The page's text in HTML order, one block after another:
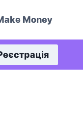
Money